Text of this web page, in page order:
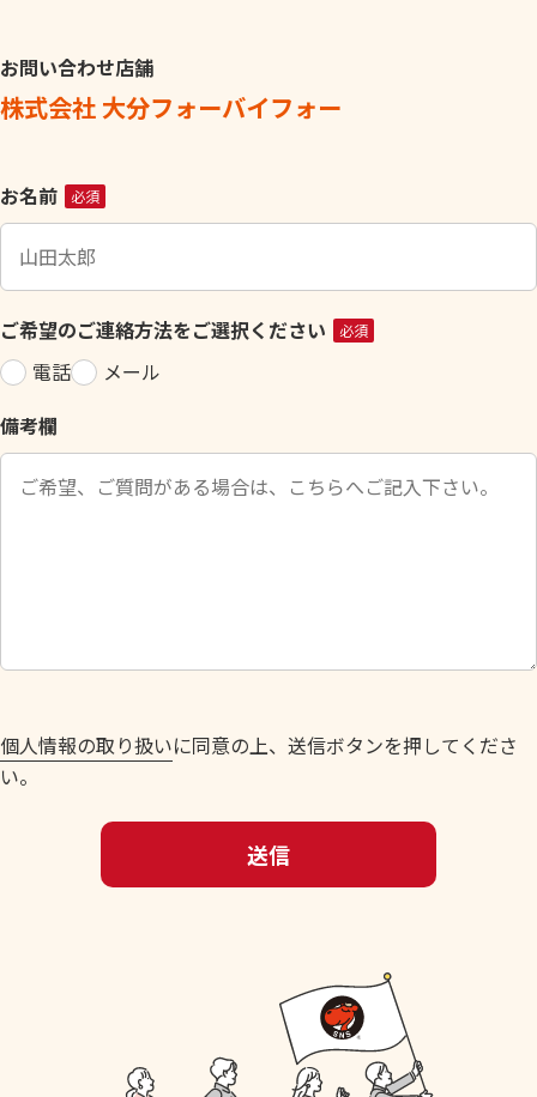
お問い合わせ店舗
株式会社 大分フォーバイフォー
こ
の
ィ
ー
ル
ド
空
の
だ
い
。
お名前 必須
ご希望のご連絡方法をご選択ください 必須
電話
メール
備考欄
個人情報の取り扱いに同意の上、送信ボタンを押してくださ
い。